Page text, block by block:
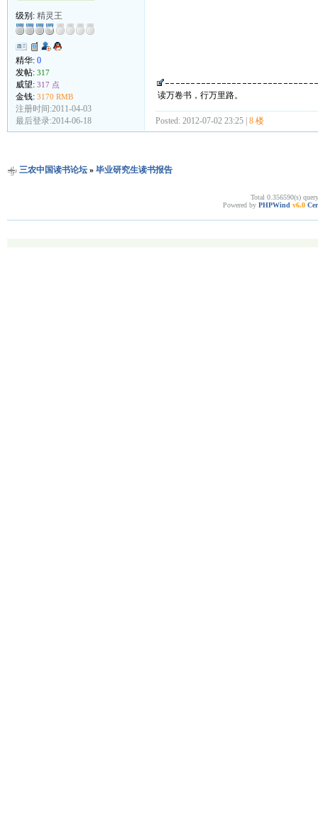
级别: 精灵王
精华: 0
发帖: 317
威望: 317 点
金钱: 3170 RMB
注册时间:2011-04-03
最后登录:2014-06-18
读万卷书，行万里路。
Posted: 2012-07-02 23:25 | 8 楼
三农中国读书论坛» 毕业研究生读书报告
Total 0.356590(s)
Powered by PHPWind v6.0